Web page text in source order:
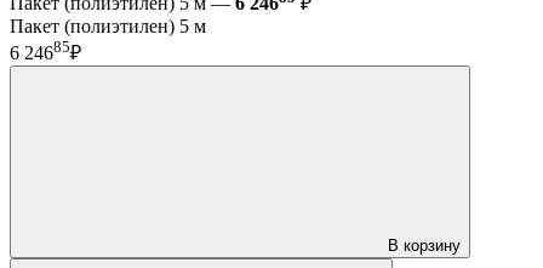
Пакет (полиэтилен) 5 м
6 24685₽
В корзину